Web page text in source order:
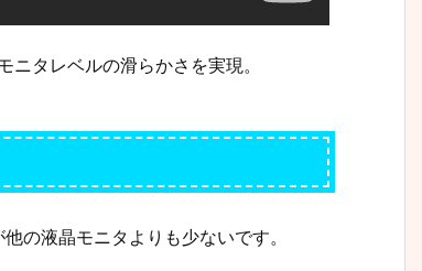
タレベルの滑らかさを実現。
の液晶モニタよりも少ないです。